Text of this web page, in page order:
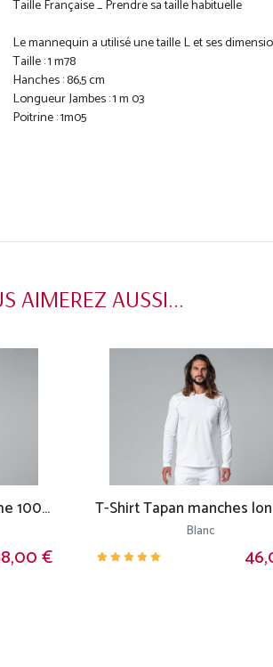
Taille Française _ Prendre sa taille habituelle
Le mannequin a utilisé une taille L et ses
Taille : 1 m78
Hanches : 86,5 cm
Longueur Jambes : 1 m 03
Poitrine : 1m05
AIMEREZ AUSSI...
Sweat a Capuche Homme 100% Bio
€
Blanc